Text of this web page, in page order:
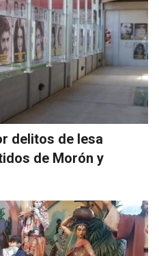
delitos de lesa
de Morón y